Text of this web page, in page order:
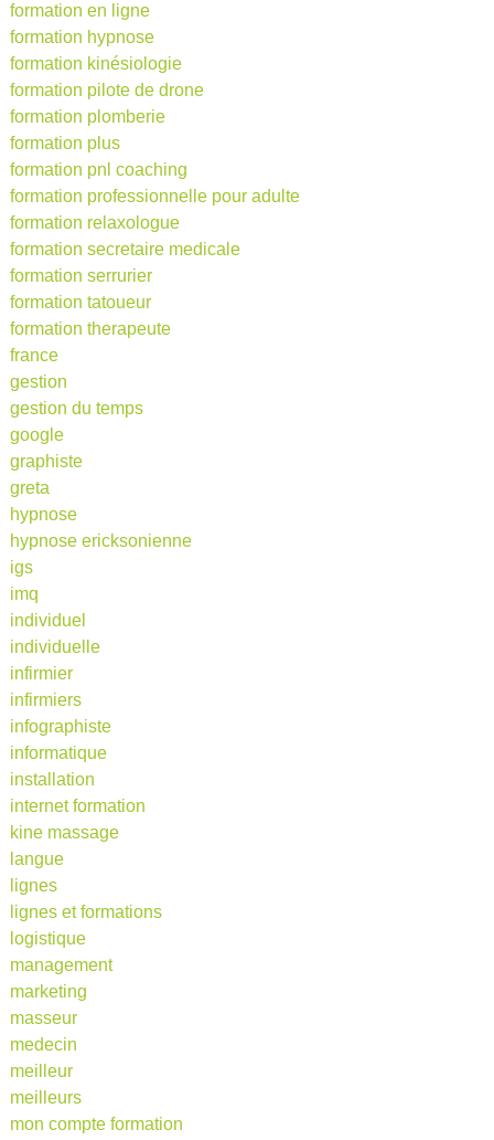
formation en ligne
formation hypnose
formation kinésiologie
formation pilote de drone
formation plomberie
formation plus
formation pnl coaching
formation professionnelle pour adulte
formation relaxologue
formation secretaire medicale
formation serrurier
formation tatoueur
formation therapeute
france
gestion
gestion du temps
google
graphiste
greta
hypnose
hypnose ericksonienne
igs
imq
individuel
individuelle
infirmier
infirmiers
infographiste
informatique
installation
internet formation
kine massage
langue
lignes
lignes et formations
logistique
management
marketing
masseur
medecin
meilleur
meilleurs
mon compte formation